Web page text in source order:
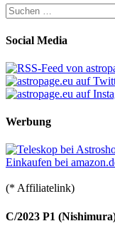
Suchen
nach:
Social Media
Werbung
Einkaufen bei
(* Affiliatelink)
C/2023 P1